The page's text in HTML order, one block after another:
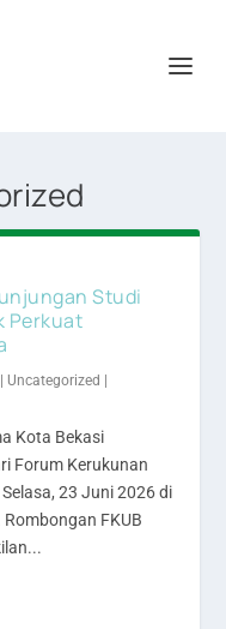
Studi
Perkuat
Uncategorized
Kota Bekasi
Forum Kerukunan
23 Juni 2026 di
FKUB